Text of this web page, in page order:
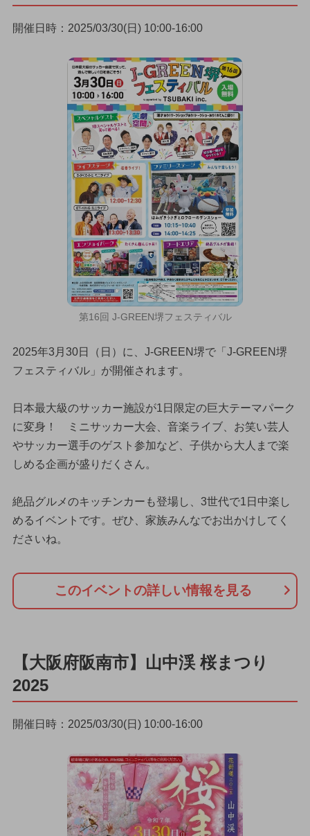
開催日時：2025/03/30(日) 10:00-16:00
第16回 J-GREEN堺フェスティバル
2025年3月30日（日）に、J-GREEN堺で「J-GREEN堺
フェスティバル」が開催されます。
日本最大級のサッカー施設が1日限定の巨大テーマパーク
に変身！ ミニサッカー大会、音楽ライブ、お笑い芸人
やサッカー選手のゲスト参加など、子供から大人まで楽
しめる企画が盛りだくさん。
絶品グルメのキッチンカーも登場し、3世代で1日中楽し
めるイベントです。ぜひ、家族みんなでお出かけしてく
ださいね。
このイベントの詳しい情報を見る
【大阪府阪南市】山中渓 桜まつり
2025
開催日時：2025/03/30(日) 10:00-16:00